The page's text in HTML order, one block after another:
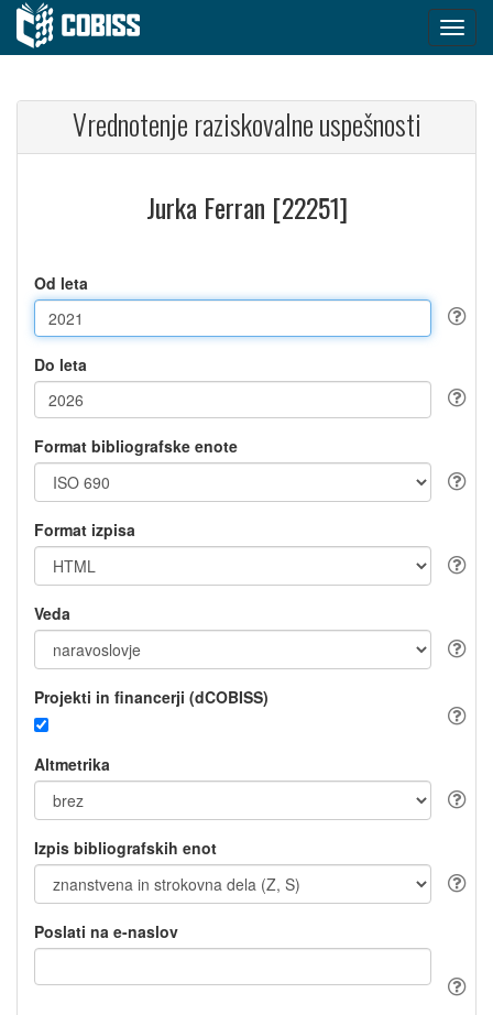
Vrednotenje raziskovalne uspešnosti
Jurka Ferran [22251]
Od leta
Do leta
Format bibliografske enote
Format izpisa
Veda
Projekti in financerji (dCOBISS)
Altmetrika
Izpis bibliografskih enot
Poslati na e-naslov